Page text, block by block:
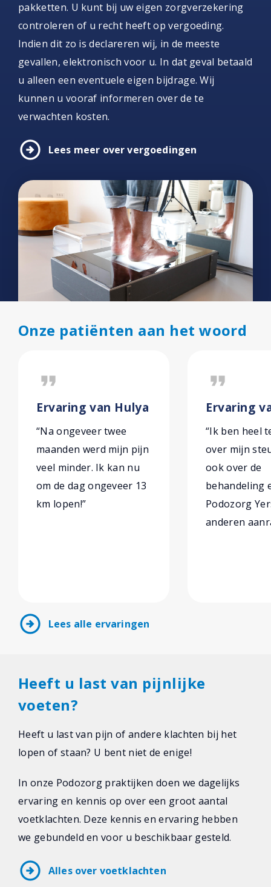
pakketten. U kunt bij uw eigen zorgverzekering
controleren of u recht heeft op vergoeding.
Indien dit zo is declareren wij, in de meeste
gevallen, elektronisch voor u. In dat geval betaald
u alleen een eventuele eigen bijdrage. Wij
kunnen u vooraf informeren over de te
verwachten kosten.
arrow_circle_right Lees meer over vergoedingen
Onze patiënten aan het woord
format_quote
Ervaring van Hulya
“Na ongeveer twee
maanden werd mijn pijn
veel minder. Ik kan nu
om de dag ongeveer 13
km lopen!”
format_quote
Ervaring
“Ik ben heel
over mijn
ook over de
behandeling
Podozorg
anderen
arrow_circle_right Lees alle ervaringen
Heeft u last van pijnlijke
voeten?
Heeft u last van pijn of andere klachten bij het
lopen of staan? U bent niet de enige!
In onze Podozorg praktijken doen we dagelijks
ervaring en kennis op over een groot aantal
voetklachten. Deze kennis en ervaring hebben
we gebundeld en voor u beschikbaar gesteld.
arrow_circle_right Alles over voetklachten